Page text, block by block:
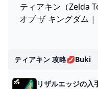
ティアキン（Zelda
オブ ザ キングダム |
ティアキン 攻略💋buki
リザルエッジの入